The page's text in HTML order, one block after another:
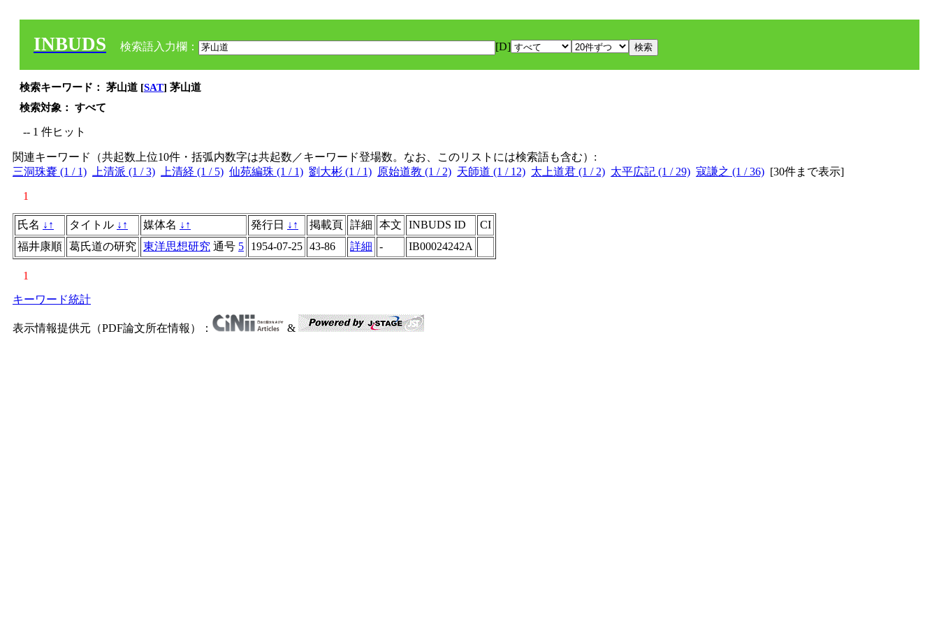
INBUDS 検索語入力欄： [D]
検索キーワード： 茅山道 [SAT] 茅山道
検索対象： すべて
-- 1 件ヒット
関連キーワード（共起数上位10件・括弧内数字は共起数／キーワード登場数。なお、このリストには検索語も含む）:
三洞珠嚢 (1 / 1)
上清派 (1 / 3) 上清経 (1 / 5) 仙苑編珠 (1 / 1) 劉大彬 (1 / 1) 原始道教 (1 / 2) 天師道 (1 / 12) 太上道君 (1 / 2) 太平広記 (1 / 29) 寇謙之 (1 / 36) [30件まで表示]
1
氏名 ↓ ↑ タイトル ↓ ↑ 媒体名 ↓ ↑ 発行日 ↓ ↑ 掲載頁 詳細 本文 INBUDS ID
CI
福井康順 葛氏道の研究 東洋思想研究 通号 5 1954-07-25 43-86 詳細 - IB00024242A
1
キーワード統計
表示情報提供元（PDF論文所在情報）： &